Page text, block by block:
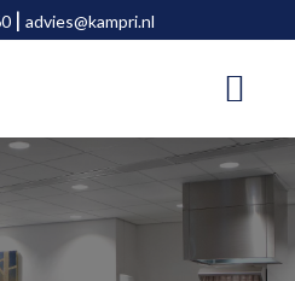
| advies@kampri.nl